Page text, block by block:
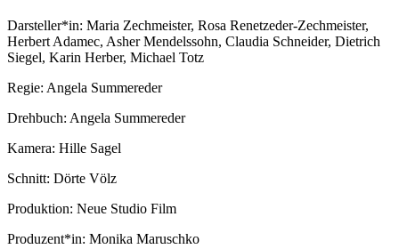
Darsteller*in: Maria Zechmeister, Rosa Renetzeder-Zechmeister,
Herbert Adamec, Asher Mendelssohn, Claudia Schneider, Dietrich
Siegel, Karin Herber, Michael Totz
Regie: Angela Summereder
Drehbuch: Angela Summereder
Kamera: Hille Sagel
Schnitt: Dörte Völz
Produktion: Neue Studio Film
Produzent*in: Monika Maruschko